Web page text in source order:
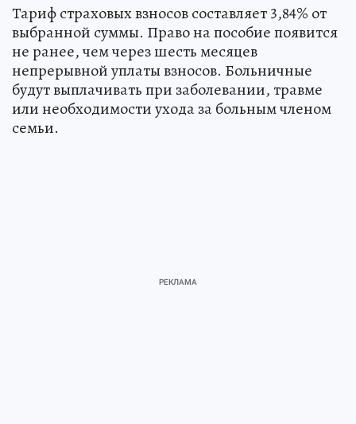
Тариф страховых взносов составляет 3,84% от
выбранной суммы. Право на пособие появится
не ранее, чем через шесть месяцев
непрерывной уплаты взносов. Больничные
будут выплачивать при заболевании, травме
или необходимости ухода за больным членом
семьи.